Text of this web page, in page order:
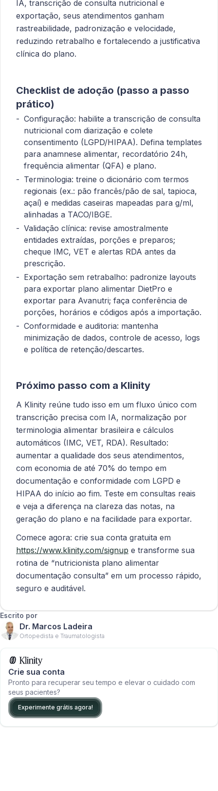
IA, transcrição de consulta nutricional e
exportação, seus atendimentos ganham
rastreabilidade, padronização e velocidade,
reduzindo retrabalho e fortalecendo a justificativa
clínica do plano.
Checklist de adoção (passo a passo
prático)
Configuração: habilite a transcrição de consulta
nutricional com diarização e colete
consentimento (LGPD/HIPAA). Defina templates
para anamnese alimentar, recordatório 24h,
frequência alimentar (QFA) e plano.
Terminologia: treine o dicionário com termos
regionais (ex.: pão francês/pão de sal, tapioca,
açaí) e medidas caseiras mapeadas para g/ml,
alinhadas a TACO/IBGE.
Validação clínica: revise amostralmente
entidades extraídas, porções e preparos;
cheque IMC, VET e alertas RDA antes da
prescrição.
Exportação sem retrabalho: padronize layouts
para exportar plano alimentar DietPro e
exportar para Avanutri; faça conferência de
porções, horários e códigos após a importação.
Conformidade e auditoria: mantenha
minimização de dados, controle de acesso, logs
e política de retenção/descartes.
Próximo passo com a Klinity
A Klinity reúne tudo isso em um fluxo único com
transcrição precisa com IA, normalização por
terminologia alimentar brasileira e cálculos
automáticos (IMC, VET, RDA). Resultado:
aumentar a qualidade dos seus atendimentos,
com economia de até 70% do tempo em
documentação e conformidade com LGPD e
HIPAA do início ao fim. Teste em consultas reais
e veja a diferença na clareza das notas, na
geração do plano e na facilidade para exportar.
Comece agora: crie sua conta gratuita em
https://www.klinity.com/signup e transforme sua
rotina de “nutricionista plano alimentar
documentação consulta” em um processo rápido,
seguro e auditável.
Escrito por
Dr. Marcos Ladeira
Ortopedista e Traumatologista
Crie sua conta
Pronto para recuperar seu tempo e elevar o cuidado com
seus pacientes?
Experimente grátis agora!